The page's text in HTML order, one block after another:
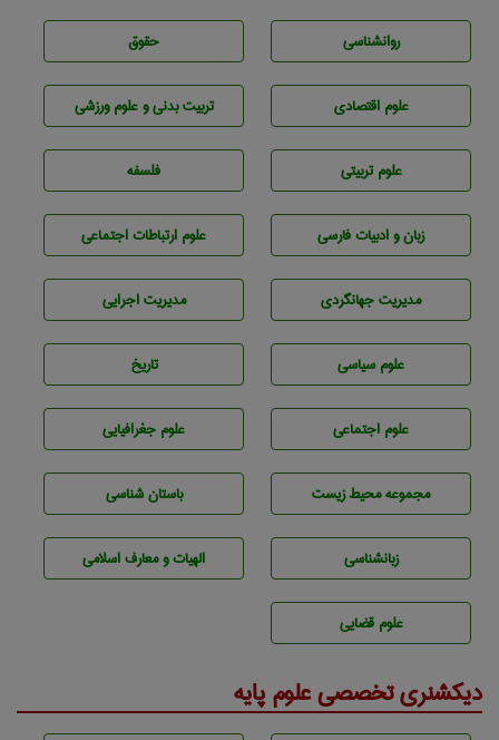
روانشناسی حقوق
علوم اقتصادی تربيت بدنی و علوم ورزشی
علوم تربيتی فلسفه
زبان و ادبيات فارسی علوم ارتباطات اجتماعی
مديريت جهانگردی مديريت اجرايی
علوم سياسی تاريخ
علوم اجتماعی علوم جغرافيايی
مجموعه محيط زيست باستان شناسی
زبانشناسی الهیات و معارف اسلامی
علوم قضایی
دیکشنری تخصصی علوم پایه